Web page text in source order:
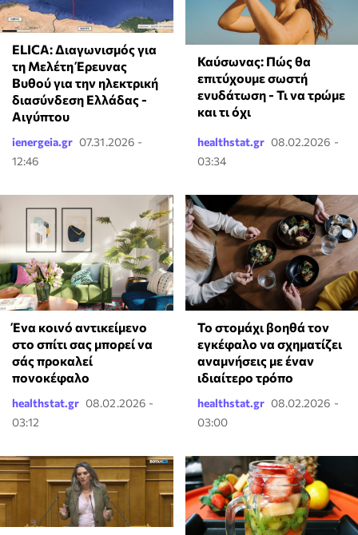
ELICA: Διαγωνισμός για
τη Μελέτη Έρευνας
Βυθού για την ηλεκτρική
διασύνδεση Ελλάδας -
Αιγύπτου
ienergeia.gr 07.31.2026 -
12:46
Καύσωνας: Πώς θα
επιτύχουμε σωστή
ενυδάτωση - Τι να τρώμε
και τι όχι
healthstat.gr 08.02.2026 -
03:34
Ένα κοινό αντικείμενο
στο σπίτι σας μπορεί να
σάς προκαλεί
πονοκέφαλο
healthstat.gr 08.02.2026 -
03:12
Το στομάχι βοηθά τον
εγκέφαλο να σχηματίζει
αναμνήσεις με έναν
ιδιαίτερο τρόπο
healthstat.gr 08.02.2026 -
03:00